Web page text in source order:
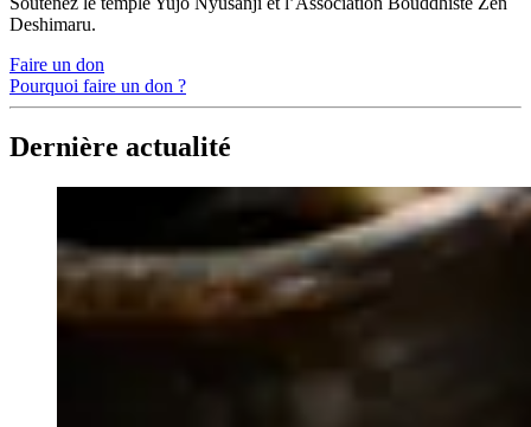
Deshimaru.
Faire un don
Pourquoi faire un don ?
Dernière actualité